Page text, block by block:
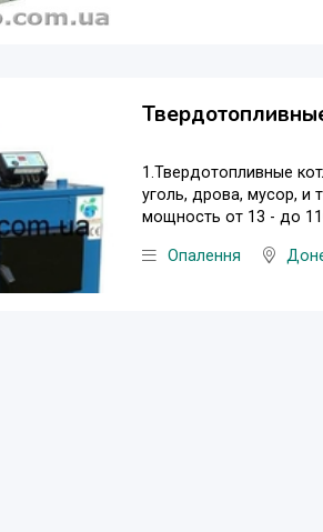
1.Твердотопливные
уголь, дрова, мусор, и
мощность от 13 - до
Опалення